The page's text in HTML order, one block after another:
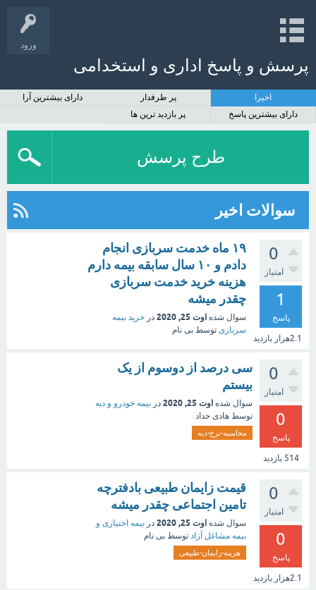
ورود
پرسش و پاسخ اداری و استخدامی
اخیرا پر طرفدار
دارای بیشترین آرا
دارای بیشترین پاسخ
پر بازدید ترین ها
طرح پرسش
سوالات اخیر
0
امتیاز
1
پاسخ
2.1هزار بازدید
۱۹ ماه خدمت سربازی انجام
دادم و ۱۰ سال سابقه بیمه دارم
هزینه خرید خدمت سربازی
چقدر میشه
سوال شده اوت 25, 2020 در خرید بیمه
سربازی توسط بی نام
0
امتیاز
0
پاسخ
514 بازدید
سی درصد از دوسوم از یک
بیستم
سوال شده اوت 25, 2020 در بیمه خودرو و دیه
توسط هادی حداد
محاسبه-نرخ-دیه
0
امتیاز
0
پاسخ
2.1هزار بازدید
قیمت زایمان طبیعی بادفترچه
تامین اجتماعی چقدر میشه
سوال شده اوت 25, 2020 در بیمه اختیاری و
بیمه مشاغل آزاد توسط بی نام
هزینه-زایمان-طبیعی